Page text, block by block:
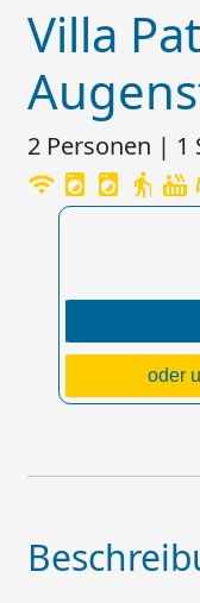
Villa
2 Personen | 1
wifi local_laundry_service local_laundry_service elderly hot_tub
oder